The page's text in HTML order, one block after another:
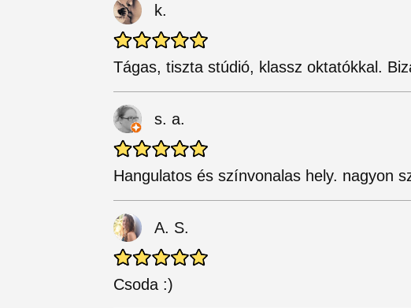
k.
Tágas, tiszta stúdió, klassz oktatókkal.
s. a.
Hangulatos és színvonalas hely. nagyon
A. S.
Csoda :)